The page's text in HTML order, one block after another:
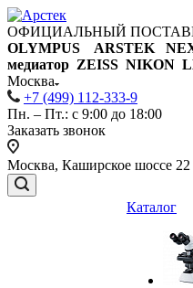
ОФИЦИАЛЬНЫЙ
OLYMPUS ARSTEK
медиатор ZEISS NIKON
Москва
+7 (499) 112-333-9
Пн. – Пт.: с 9:00 до 18:00
Заказать звонок
Москва, Каширское шоссе 22
Каталог